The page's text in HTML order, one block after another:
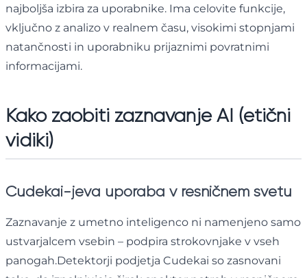
najboljša izbira za uporabnike. Ima celovite funkcije,
vključno z analizo v realnem času, visokimi stopnjami
natančnosti in uporabniku prijaznimi povratnimi
informacijami.
Kako zaobiti zaznavanje AI (etični
vidiki)
Cudekai-jeva uporaba v resničnem svetu
Zaznavanje z umetno inteligenco ni namenjeno samo
ustvarjalcem vsebin – podpira strokovnjake v vseh
panogah.Detektorji podjetja Cudekai so zasnovani